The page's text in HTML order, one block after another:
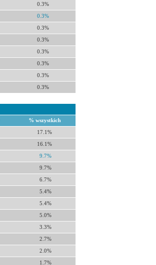
0.3%
0.3%
0.3%
0.3%
0.3%
0.3%
0.3%
0.3%
% wszystkich
17.1%
16.1%
9.7%
9.7%
6.7%
5.4%
5.4%
5.0%
3.3%
2.7%
2.0%
1.7%